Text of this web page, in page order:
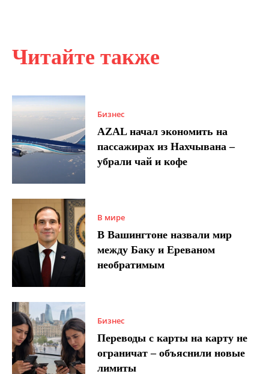
Читайте также
Бизнес
AZAL начал экономить на
пассажирах из Нахчывана –
убрали чай и кофе
В мире
В Вашингтоне назвали мир
между Баку и Ереваном
необратимым
Бизнес
Переводы с карты на карту не
ограничат – объяснили новые
лимиты